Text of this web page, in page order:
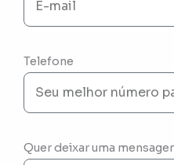
Telefone
Quer deixar uma